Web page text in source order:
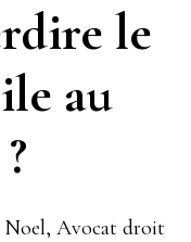
le
au
Avocat droit